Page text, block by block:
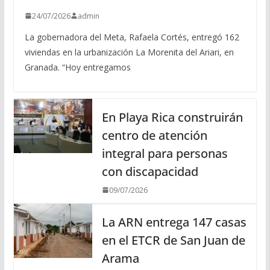
24/07/2026 admin
La gobernadora del Meta, Rafaela Cortés, entregó 162
viviendas en la urbanización La Morenita del Ariari, en
Granada. “Hoy entregamos
En Playa Rica construirán
centro de atención
integral para personas
con discapacidad
09/07/2026
La ARN entrega 147 casas
en el ETCR de San Juan de
Arama